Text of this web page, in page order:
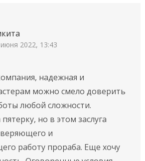
2022, 13:43
надежная и
можно смело доверить
любой сложности.
но в этом заслуга
и
работу прораба. Еще хочу